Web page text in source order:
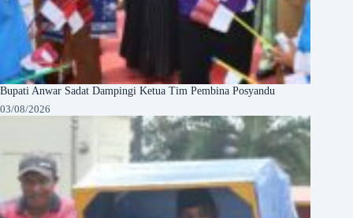
Bupati Anwar Sadat Dampingi Ketua Tim Pembina Posyandu
03/08/2026